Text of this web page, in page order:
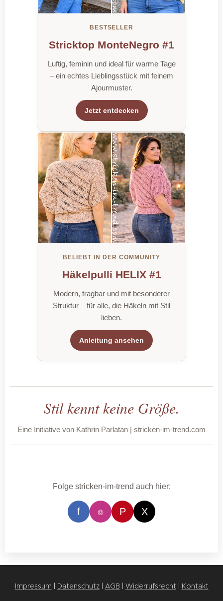
BESTSELLER
Stricktop MonteNegro #1
Luftig, feminin und ideal für warme Tage
– ein echtes Lieblingsstück mit feinem
Ajourmuster.
Jetzt entdecken
BELIEBT IN DER COMMUNITY
Häkelpulli HELIX #1
Modern, tragbar und mit besonderer
Struktur – für alle, die Häkeln mit Stil
lieben.
Anleitung ansehen
Stil kennt keine Größe.
Eine Initiative von Kathrin Parlatan | stricken-im-trend.com
Folge stricken-im-trend auch hier:
f ⌾ P X
Impressum | Datenschutz| AGB | Widerrufsrecht | Kontakt